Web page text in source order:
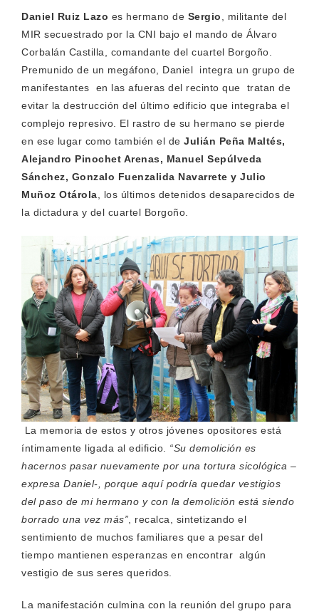
Daniel Ruiz Lazo es hermano de Sergio , militante del
MIR secuestrado por la CNI bajo el mando de Álvaro
Corbalán Castilla, comandante del cuartel Borgoño.
Premunido de un megáfono, Daniel integra un grupo de
manifestantes en las afueras del recinto que tratan de
evitar la destrucción del último edificio que integraba el
complejo represivo. El rastro de su hermano se pierde
en ese lugar como también el de Julián Peña Maltés,
Alejandro Pinochet Arenas, Manuel Sepúlveda
Sánchez, Gonzalo Fuenzalida Navarrete y Julio
Muñoz Otárola , los últimos detenidos desaparecidos de
la dictadura y del cuartel Borgoño.
La memoria de estos y otros jóvenes opositores está
íntimamente ligada al edificio. “Su demolición es
hacernos pasar nuevamente por una tortura sicológica –
expresa Daniel-, porque aquí podría quedar vestigios
del paso de mi hermano y con la demolición está siendo
borrado una vez más”, recalca, sintetizando el
sentimiento de muchos familiares que a pesar del
tiempo mantienen esperanzas en encontrar algún
vestigio de sus seres queridos.
La manifestación culmina con la reunión del grupo para